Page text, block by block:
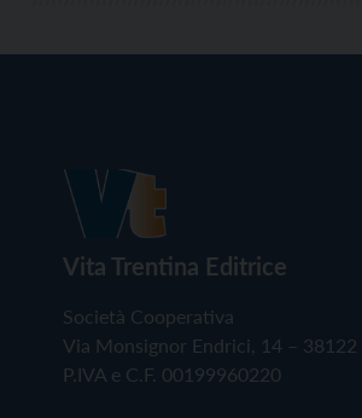
Vita Trentina Editrice
Società Cooperativa
Via Monsignor Endrici, 14 – 38122
P.IVA e C.F. 00199960220